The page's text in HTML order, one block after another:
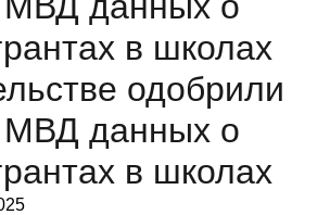
в школах
одобрили
МВД данных о
в школах